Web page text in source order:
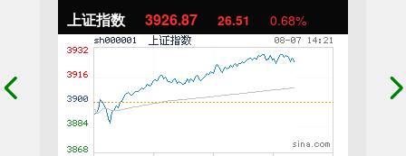
上证指数 3926.87 26.51 0.68%